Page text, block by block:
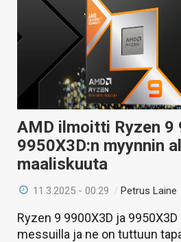
AMD ilmoitti Ryzen 9
9950X3D:n myynnin
maaliskuuta
11.3.2025 - 00:29 /Petrus Laine
Ryzen 9 9900X3D ja
messuilla ja ne on tuttuun